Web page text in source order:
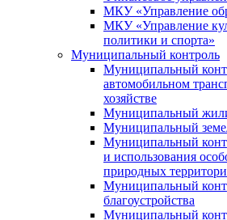
МКУ «Управление
МКУ «Управление
политики и спорта»
Муниципальный контроль
Муниципальный
автомобильном
хозяйстве
Муниципальный
Муниципальный
Муниципальный
и использования
природных
Муниципальный
благоустройства
Муниципальный